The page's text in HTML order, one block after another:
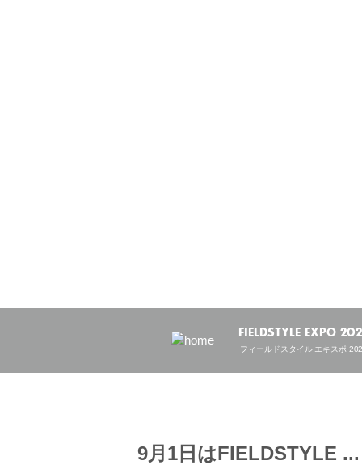
FIELDSTYLE EXPO
フィールドスタイル エキスポ
9月1日はFIELDSTYLE ...